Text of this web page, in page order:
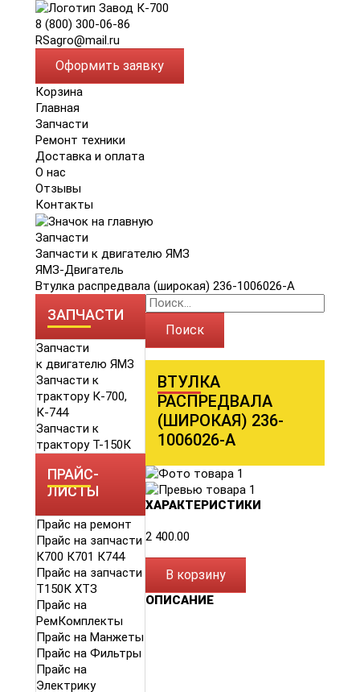
8 (800) 300-06-86
RSagro@mail.ru
Оформить заявку
Корзина
Главная
Запчасти
Ремонт техники
Доставка и оплата
О нас
Отзывы
Контакты
Запчасти
Запчасти к двигателю ЯМЗ
ЯМЗ-Двигатель
Втулка распредвала (широкая) 236-1006026-А
ЗАПЧАСТИ
Запчасти
к двигателю ЯМЗ
Запчасти к
трактору К-700,
К-744
Запчасти к
трактору Т-150К
ПРАЙС-
ЛИСТЫ
Прайс на ремонт
Прайс на запчасти
К700 К701 К744
Прайс на запчасти
Т150К ХТЗ
Прайс на
РемКомплекты
Прайс на Манжеты
Прайс на Фильтры
Прайс на
Электрику
Поиск
ВТУЛКА
РАСПРЕДВАЛА
(ШИРОКАЯ) 236-
1006026-А
ХАРАКТЕРИСТИКИ
2 400.00
В корзину
ОПИСАНИЕ